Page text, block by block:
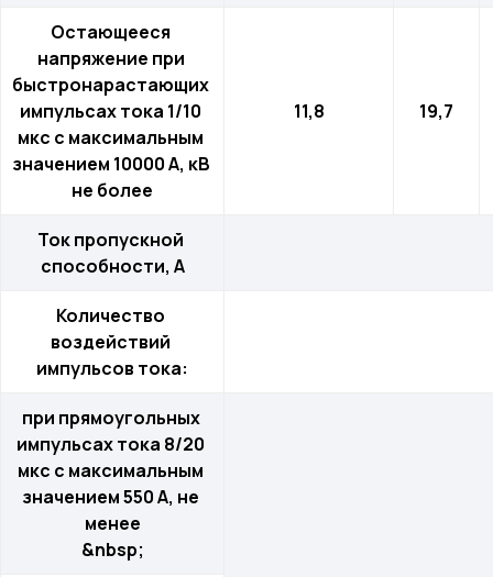
Остающееся
напряжение при
быстронарастающих
импульсах тока 1/10
мкс с максимальным
значением 10000 А, кВ
не более
11,8 19,7
Ток пропускной
способности, А
Количество
воздействий
импульсов тока:
при прямоугольных
импульсах тока 8/20
мкс с максимальным
значением 550 А, не
менее
&nbsp;
Меню
Контакты
Контакты
Юридическая информация
Политика конфиденциальности
Сертификаты
143363, Московская обл., г.о. Наро-Фоминский,
г. Апрелевка, ул. Парковая, д. 1, комн. 217